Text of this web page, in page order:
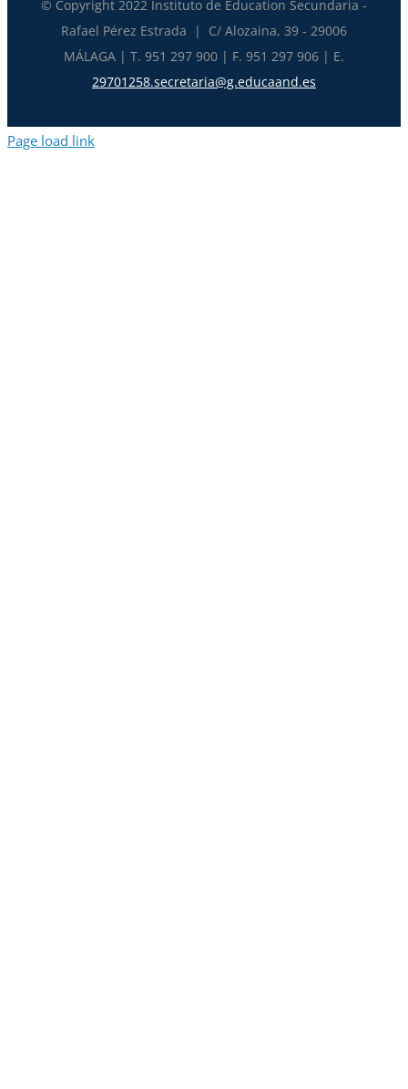
© Copyright 2022 Instituto de Education Secundaria -
Rafael Pérez Estrada | C/ Alozaina, 39 - 29006
MÁLAGA | T. 951 297 900 | F. 951 297 906 | E.
29701258.secretaria@g.educaand.es
Page load link